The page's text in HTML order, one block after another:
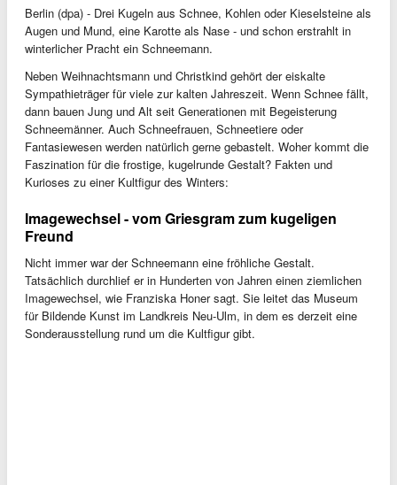
Berlin (dpa) - Drei Kugeln aus Schnee, Kohlen oder Kieselsteine als
Augen und Mund, eine Karotte als Nase - und schon erstrahlt in
winterlicher Pracht ein Schneemann.
Neben Weihnachtsmann und Christkind gehört der eiskalte
Sympathieträger für viele zur kalten Jahreszeit. Wenn Schnee fällt,
dann bauen Jung und Alt seit Generationen mit Begeisterung
Schneemänner. Auch Schneefrauen, Schneetiere oder
Fantasiewesen werden natürlich gerne gebastelt. Woher kommt die
Faszination für die frostige, kugelrunde Gestalt? Fakten und
Kurioses zu einer Kultfigur des Winters:
Imagewechsel - vom Griesgram zum kugeligen
Freund
Nicht immer war der Schneemann eine fröhliche Gestalt.
Tatsächlich durchlief er in Hunderten von Jahren einen ziemlichen
Imagewechsel, wie Franziska Honer sagt. Sie leitet das Museum
für Bildende Kunst im Landkreis Neu-Ulm, in dem es derzeit eine
Sonderausstellung rund um die Kultfigur gibt.